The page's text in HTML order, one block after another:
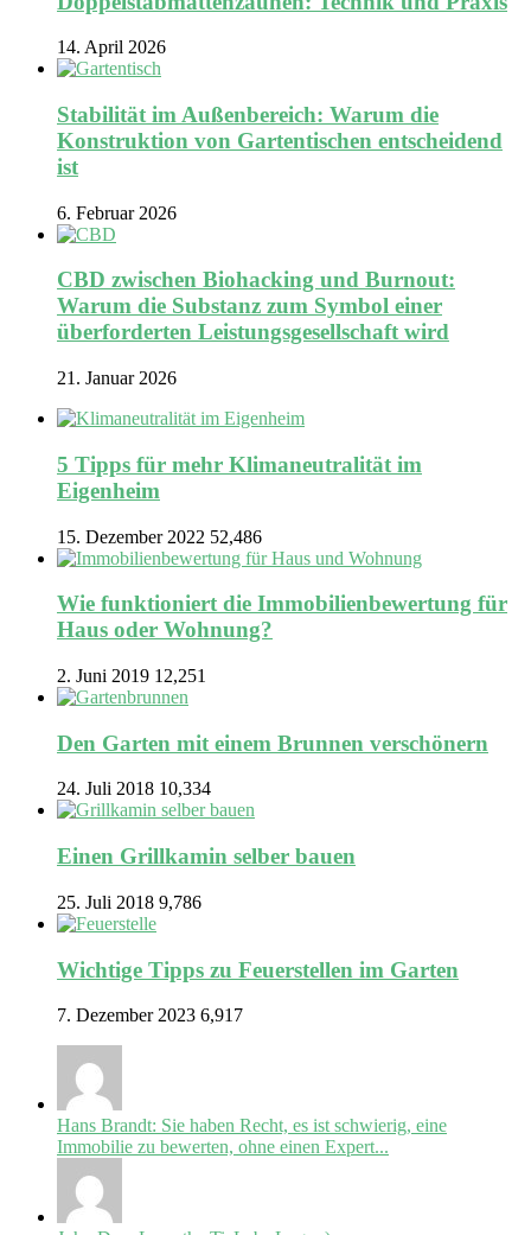
14. April 2026
Stabilität im Außenbereich: Warum die
Konstruktion von Gartentischen entscheidend
ist
6. Februar 2026
CBD zwischen Biohacking und Burnout:
Warum die Substanz zum Symbol einer
überforderten Leistungsgesellschaft wird
21. Januar 2026
5 Tipps für mehr Klimaneutralität im
Eigenheim
15. Dezember 2022 52,486
Wie funktioniert die Immobilienbewertung für
Haus oder Wohnung?
2. Juni 2019 12,251
Den Garten mit einem Brunnen verschönern
24. Juli 2018 10,334
Einen Grillkamin selber bauen
25. Juli 2018 9,786
Wichtige Tipps zu Feuerstellen im Garten
7. Dezember 2023 6,917
Hans Brandt: Sie haben Recht, es ist schwierig, eine
Immobilie zu bewerten, ohne einen Expert...